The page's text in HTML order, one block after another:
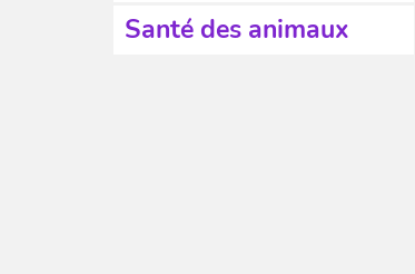
Santé des animaux